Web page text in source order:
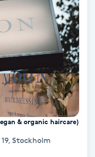
& organic haircare)
, Stockholm